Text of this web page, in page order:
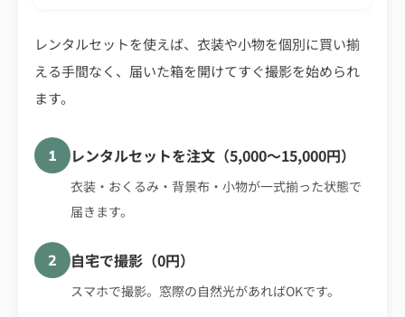
レンタルセットを使えば、衣装や小物を個別に買い揃
える手間なく、届いた箱を開けてすぐ撮影を始められ
ます。
1 レンタルセットを注文（5,000〜15,000円）
衣装・おくるみ・背景布・小物が一式揃った状態で
届きます。
2 自宅で撮影（0円）
スマホで撮影。窓際の自然光があればOKです。